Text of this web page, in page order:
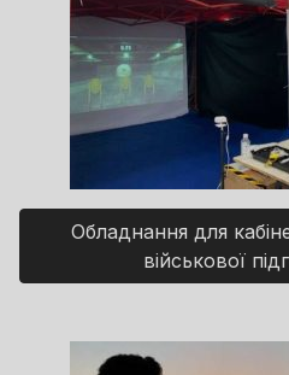
Обладнання для
військової